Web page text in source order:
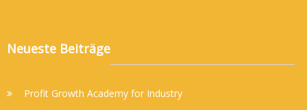
Neueste Beiträge
Profit Growth Academy for Industry